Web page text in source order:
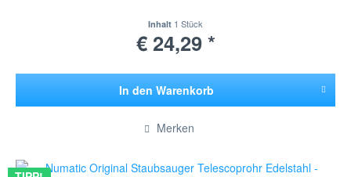
Inhalt 1 Stück
€ 24,29 *
In den Warenkorb
Hinzugefügt
Merken